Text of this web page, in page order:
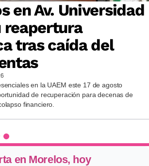
en Av. Universidad
reapertura
tras caída del
en la UAEM este 17 de agosto
de recuperación para decenas de
financiero.
en Morelos, hoy